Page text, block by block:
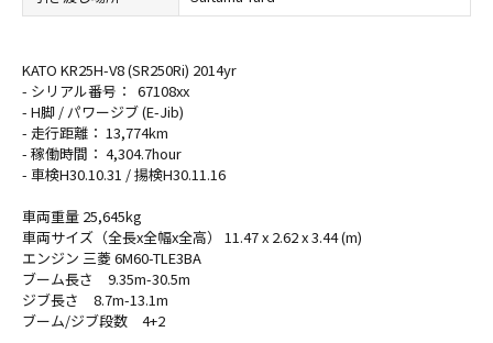
KATO KR25H-V8 (SR250Ri) 2014yr
- シリアル番号： 67108xx
- H脚 / パワージブ (E-Jib)
- 走行距離： 13,774km
- 稼働時間： 4,304.7hour
- 車検H30.10.31 / 揚検H30.11.16
車両重量 25,645kg
車両サイズ（全長x全幅x全高） 11.47 x 2.62 x 3.44 (m)
エンジン 三菱 6M60-TLE3BA
ブーム長さ 9.35m-30.5m
ジブ長さ 8.7m-13.1m
ブーム/ジブ段数 4+2